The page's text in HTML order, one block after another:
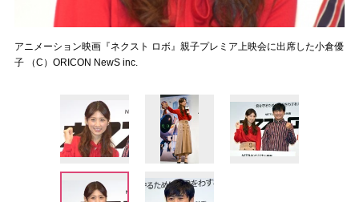
アニメーション映画『ネクスト ロボ』親子プレミア上映会に出席した小倉優
子 （C）ORICON NewS inc.